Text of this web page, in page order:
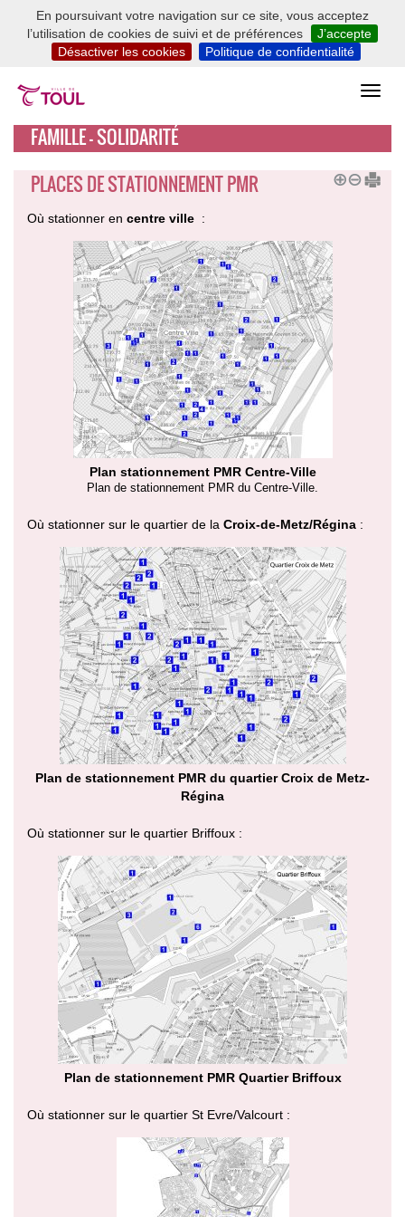
En poursuivant votre navigation sur ce site, vous acceptez
l’utilisation de cookies de suivi et de préférences
J’accepte
Désactiver les cookies
Politique de confidentialité
FAMILLE - SOLIDARITÉ
PLACES DE STATIONNEMENT PMR
Où stationner en centre ville :
Plan stationnement PMR Centre-Ville
Plan de stationnement PMR du Centre-Ville.
Où stationner sur le quartier de la Croix-de-Metz/Régina :
Plan de stationnement PMR du quartier Croix de Metz-
Régina
Où stationner sur le quartier Briffoux :
Plan de stationnement PMR Quartier Briffoux
Où stationner sur le quartier St Evre/Valcourt :